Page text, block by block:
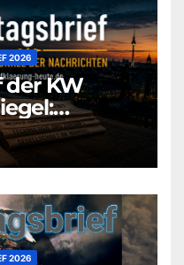
2026
der KW
2026